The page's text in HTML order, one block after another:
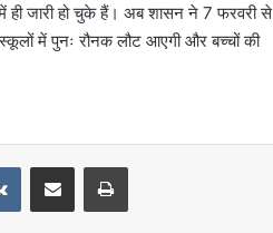
जारी हो चुके हैं। अब शासन ने 7 फरवरी से
में पुनः रौनक लौट आएगी और बच्चों की
VKontakteShare via Email Print